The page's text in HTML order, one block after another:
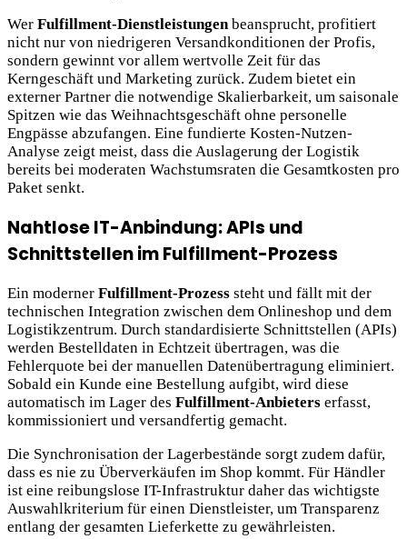
Wer Fulfillment-Dienstleistungen beansprucht, profitiert
nicht nur von niedrigeren Versandkonditionen der Profis,
sondern gewinnt vor allem wertvolle Zeit für das
Kerngeschäft und Marketing zurück. Zudem bietet ein
externer Partner die notwendige Skalierbarkeit, um saisonale
Spitzen wie das Weihnachtsgeschäft ohne personelle
Engpässe abzufangen. Eine fundierte Kosten-Nutzen-
Analyse zeigt meist, dass die Auslagerung der Logistik
bereits bei moderaten Wachstumsraten die Gesamtkosten pro
Paket senkt.
Nahtlose IT-Anbindung: APIs und
Schnittstellen im Fulfillment-Prozess
Ein moderner Fulfillment-Prozess steht und fällt mit der
technischen Integration zwischen dem Onlineshop und dem
Logistikzentrum. Durch standardisierte Schnittstellen (APIs)
werden Bestelldaten in Echtzeit übertragen, was die
Fehlerquote bei der manuellen Datenübertragung eliminiert.
Sobald ein Kunde eine Bestellung aufgibt, wird diese
automatisch im Lager des Fulfillment-Anbieters erfasst,
kommissioniert und versandfertig gemacht.
Die Synchronisation der Lagerbestände sorgt zudem dafür,
dass es nie zu Überverkäufen im Shop kommt. Für Händler
ist eine reibungslose IT-Infrastruktur daher das wichtigste
Auswahlkriterium für einen Dienstleister, um Transparenz
entlang der gesamten Lieferkette zu gewährleisten.